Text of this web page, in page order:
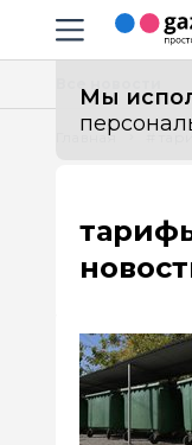
Навигация
Мы
Главная